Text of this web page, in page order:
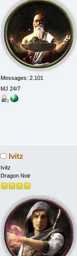
Messages: 2.101
MJ 24/7
Ivitz
Ivitz
Dragon Noir